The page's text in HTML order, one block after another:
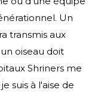
Un
transmis aux
oiseau doit
Shriners me
suis à l'aise de